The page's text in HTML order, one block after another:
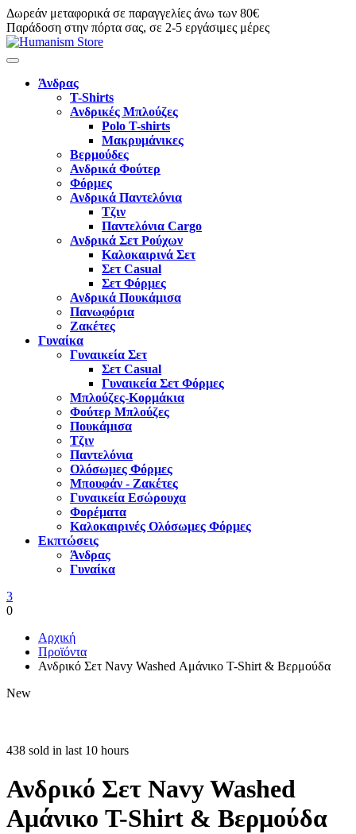
Δωρεάν μεταφορικά σε παραγγελίες άνω των 80€
Παράδοση στην πόρτα σας, σε 2-5 εργάσιμες μέρες
Άνδρας
T-Shirts
Ανδρικές Μπλούζες
Polo T-shirts
Μακρυμάνικες
Βερμούδες
Ανδρικά Φούτερ
Φόρμες
Ανδρικά Παντελόνια
Τζιν
Παντελόνια Cargo
Ανδρικά Σετ Ρούχων
Καλοκαιρινά Σετ
Σετ Casual
Σετ Φόρμες
Ανδρικά Πουκάμισα
Πανωφόρια
Ζακέτες
Γυναίκα
Γυναικεία Σετ
Σετ Casual
Γυναικεία Σετ Φόρμες
Μπλούζες-Κορμάκια
Φούτερ Μπλούζες
Πουκάμισα
Τζιν
Παντελόνια
Ολόσωμες Φόρμες
Μπουφάν - Ζακέτες
Γυναικεία Εσώρουχα
Φορέματα
Καλοκαιρινές Ολόσωμες Φόρμες
Εκπτώσεις
Άνδρας
Γυναίκα
3
0
Αρχική
Προϊόντα
Ανδρικό Σετ Navy Washed Αμάνικο T-Shirt & Βερμούδα
New
438 sold in last 10 hours
Ανδρικό Σετ Navy Washed
Αμάνικο T-Shirt & Βερμούδα